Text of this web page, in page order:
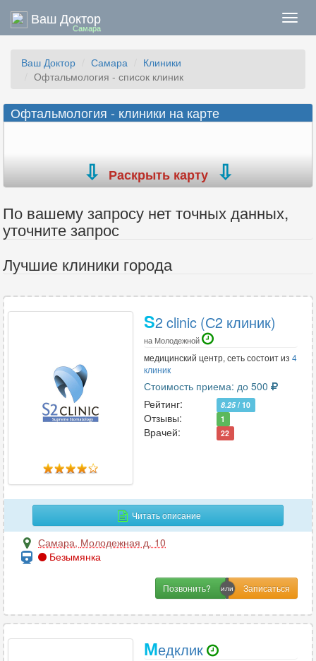
Ваш Доктор
Самара
Ваш Доктор Самара
Клиники
Офтальмология - список клиник
Офтальмология - клиники на карте
Раскрыть карту
По вашему запросу нет точных данных,
уточните запрос
Лучшие клиники города
S2 clinic (С2 клиник)
на Молодежной
медицинский центр, сеть состоит из 4
клиник
Стоимость приема: до 500
Рейтинг:
8.25/ 10
Отзывы: 1
Врачей: 22
Читать описание
Самара, Молодежная д. 10
Безымянка
Позвонить?
Медклик